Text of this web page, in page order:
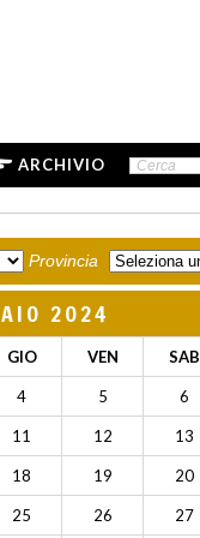
ARCHIVIO
Provincia
2024
GIO VEN SAB
4 5 6
11 12 13
18 19 20
25 26 27